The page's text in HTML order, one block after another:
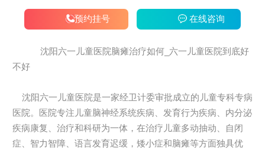
预约挂号 在线咨询
沈阳六一儿童医院脑瘫治疗如何_六一儿童医院到底好
不好
沈阳六一儿童医院是一家经卫计委审批成立的儿童专科专病
医院。医院专注儿童脑神经系统疾病、发育行为疾病、内分泌
疾病康复、治疗和科研为一体，在治疗儿童多动抽动、自闭
症、智力智障、语言发育迟缓，矮小症和脑瘫等方面独具优